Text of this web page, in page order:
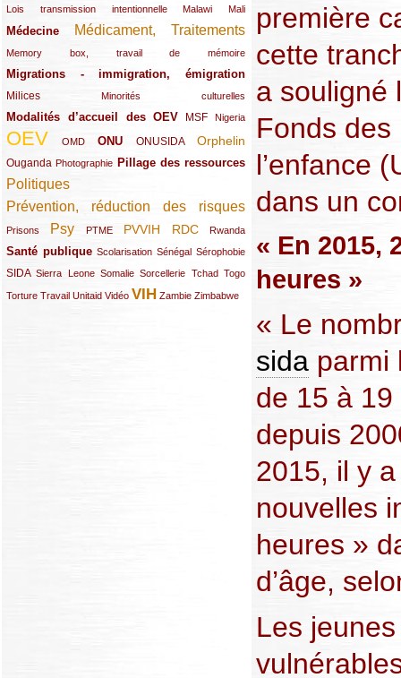
Lois transmission intentionnelle
(24/289) Malawi
(11/289) Mali
(21/289)
Médecine
(62/289) Médicament, Traitements
(142/289)
Memory box, travail de mémoire
(11/289)
Migrations - immigration, émigration
(67/289)
Milices
(34/289) Minorités culturelles
(15/289)
Modalités d’accueil des OEV
(58/289) MSF
(54/289) Nigeria
(27/289)
OEV
(269/289) OMD
(26/289) ONU
(58/289) ONUSIDA
(44/289) Orphelin
(112/289)
Ouganda
(29/289) Photographie
(27/289) Pillage des ressources
(77/289)
Politiques
(120/289)
Prévention, réduction des risques
(131/289)
Prisons
(22/289) Psy
(119/289) PTME
(12/289) PVVIH
(111/289) RDC
(104/289) Rwanda
(23/289)
Santé publique
(59/289) Scolarisation
(9/289) Sénégal
(13/289) Sérophobie
(19/289)
SIDA
(29/289)Sierra Leone
(13/289) Somalie
(12/289) Sorcellerie
(19/289) Tchad
(10/289) Togo
(15/289)
Torture
(17/289)Travail
(21/289) Unitaid
(26/289) Vidéo
(23/289) VIH
(154/289) Zambie
(12/289) Zimbabwe
(21/289)
première
cette
a souligné
Fonds
l’enfance
dans un
« En 2015,
heures »
« Le
sida parmi
de 15 à
depuis
2015, il y
nouvelles
heures »
d’âge,
Les